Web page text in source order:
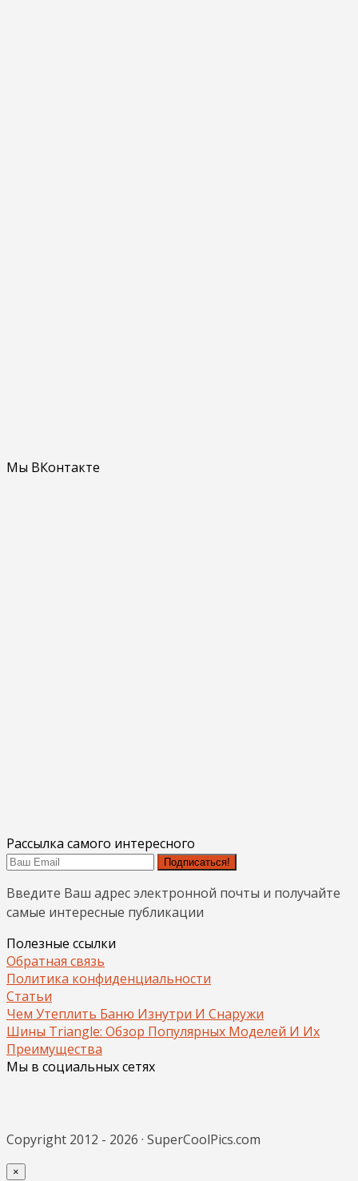
Мы ВКонтакте
Рассылка самого интересного
Подписаться!
Введите Ваш адрес электронной почты и получайте
самые интересные публикации
Полезные ссылки
Обратная связь
Политика конфиденциальности
Статьи
Чем Утеплить Баню Изнутри И Снаружи
Шины Triangle: Обзор Популярных Моделей И Их
Преимущества
Мы в социальных сетях
Copyright 2012 - 2026 · SuperCoolPics.com
×